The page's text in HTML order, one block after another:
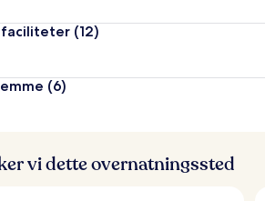
(12)
(6)
vi dette overnatningssted